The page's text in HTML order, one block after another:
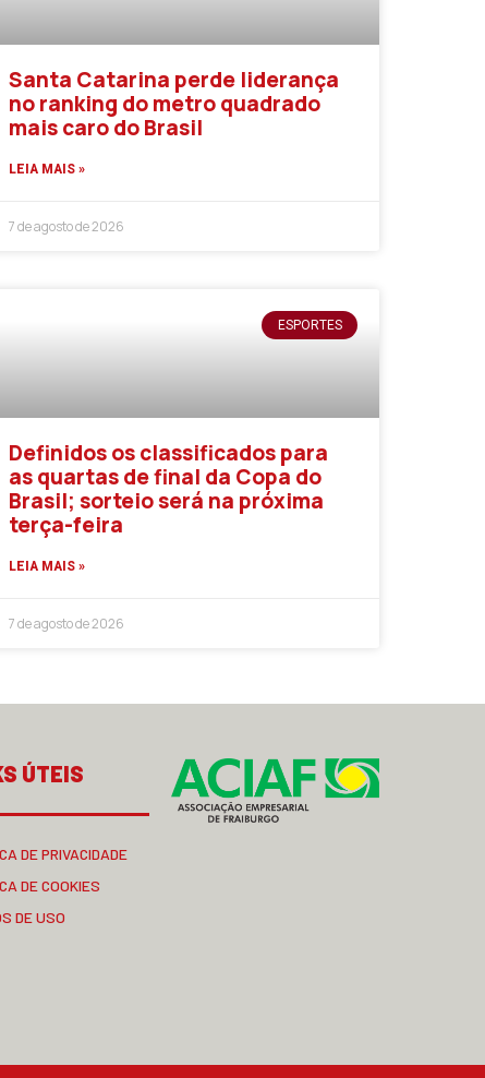
Santa Catarina perde liderança
no ranking do metro quadrado
mais caro do Brasil
LEIA MAIS »
7 de agosto de 2026
ESPORTES
Definidos os classificados para
as quartas de final da Copa do
Brasil; sorteio será na próxima
terça-feira
LEIA MAIS »
7 de agosto de 2026
ÚTEIS
DE PRIVACIDADE
DE COOKIES
DE USO